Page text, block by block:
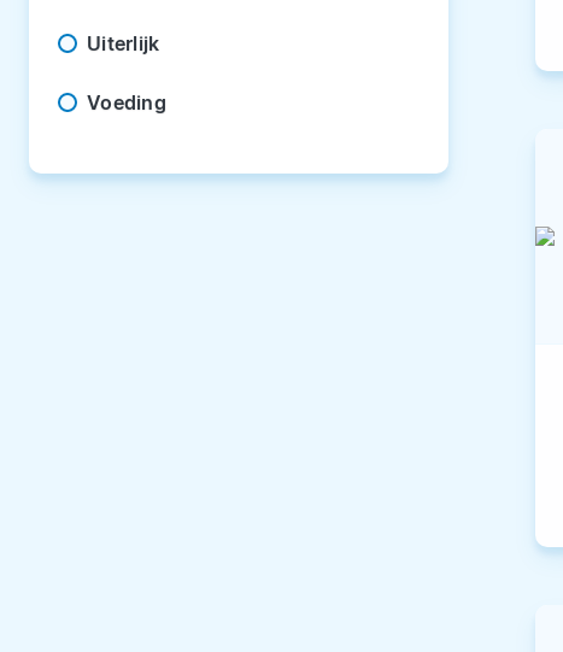
Uiterlijk
Voeding